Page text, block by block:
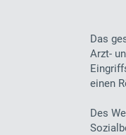
Das
Arzt-
einen
Des